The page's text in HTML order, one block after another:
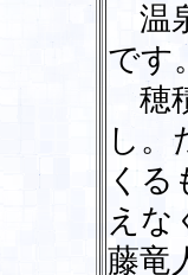
温
です。
穂
し。
くる
えな
藤竜